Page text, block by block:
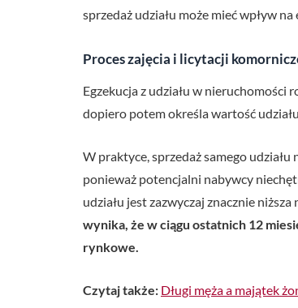
sprzedaż udziału może mieć wpływ
Proces zajęcia i licytacji
Egzekucja z udziału w nieruchomości
dopiero potem określa wartość
W praktyce, sprzedaż samego
ponieważ potencjalni nabywcy
udziału jest zazwyczaj znacznie
wynika, że w ciągu ostatnich 12
rynkowe.
Czytaj także: Długi męża a majątek